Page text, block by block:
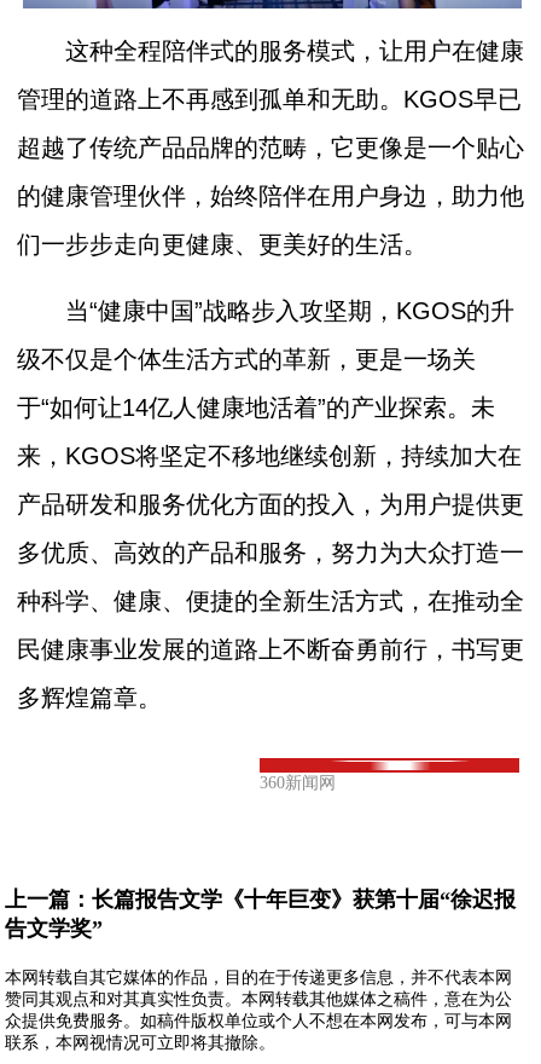
这种全程陪伴式的服务模式，让用户在健康
管理的道路上不再感到孤单和无助。KGOS早已
超越了传统产品品牌的范畴，它更像是一个贴心
的健康管理伙伴，始终陪伴在用户身边，助力他
们一步步走向更健康、更美好的生活。
当“健康中国”战略步入攻坚期，KGOS的升
级不仅是个体生活方式的革新，更是一场关
于“如何让14亿人健康地活着”的产业探索。未
来，KGOS将坚定不移地继续创新，持续加大在
产品研发和服务优化方面的投入，为用户提供更
多优质、高效的产品和服务，努力为大众打造一
种科学、健康、便捷的全新生活方式，在推动全
民健康事业发展的道路上不断奋勇前行，书写更
多辉煌篇章。
360新闻网
上一篇：长篇报告文学《十年巨变》获第十届“徐迟报
告文学奖”
本网转载自其它媒体的作品，目的在于传递更多信息，并不代表本网
赞同其观点和对其真实性负责。本网转载其他媒体之稿件，意在为公
众提供免费服务。如稿件版权单位或个人不想在本网发布，可与本网
联系，本网视情况可立即将其撤除。